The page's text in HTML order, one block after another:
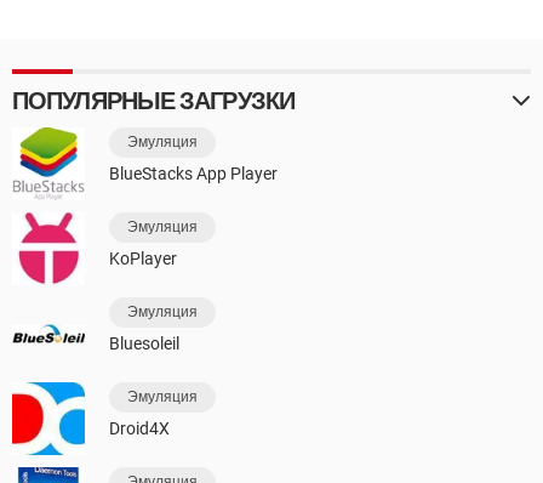
ПОПУЛЯРНЫЕ ЗАГРУЗКИ
Эмуляция
BlueStacks App Player
Эмуляция
KoPlayer
Эмуляция
Bluesoleil
Эмуляция
Droid4X